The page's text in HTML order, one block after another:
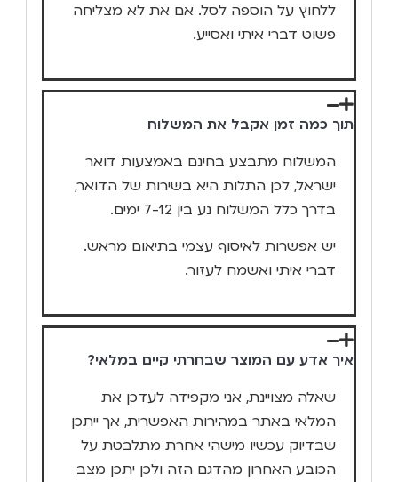
ללחוץ על הוספה לסל. אם את לא מצליחה
פשוט דברי איתי ואסייע.
תוך כמה זמן אקבל את המשלוח
המשלוח מתבצע בחינם באמצעות דואר
ישראל, לכן התלות היא בשירות של הדואר,
בדרך כלל המשלוח נע בין 7-12 ימים.
יש אפשרות לאיסוף עצמי בתיאום מראש.
דברי איתי ואשמח לעזור.
איך אדע עם המוצר שבחרתי קיים במלאי?
שאלה מצויינת, אני מקפידה לעדכן את
המלאי באתר במהירות האפשרית, אך ייתכן
שבדיוק עכשיו מישהי אחרת מתלבטת על
הכובע האחרון מהדגם הזה ולכן יתכן מצב